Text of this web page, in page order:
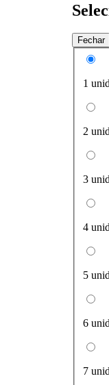
Fechar
1
2
3
4
5
6
7